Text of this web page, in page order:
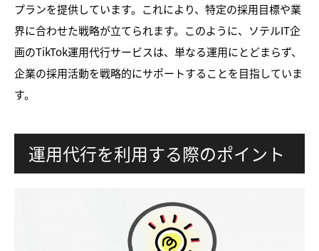
プランを提供しています。これにより、特定の採用目標や業
界に合わせた戦略が立てられます。このように、ソテルIT企
画のTikTok運用代行サービスは、単なる運用にとどまらず、
企業の採用活動を戦略的にサポートすることを目指していま
す。
運用代行を利用する際のポイント